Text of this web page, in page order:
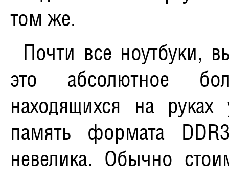
том же.
Почти все ноутбуки,
это абсолютное
находящихся на руках
память формата
невелика. Обычно